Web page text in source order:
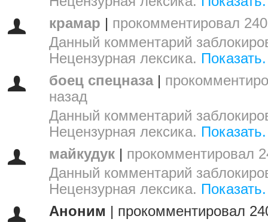
крамар
прокомментировал
Данный комментарий
Нецензурная лексика. Показать.
боец спецназа|
назад
Данный комментарий
Нецензурная лексика. Показать.
майкудук
прокомментировал
Данный комментарий
Нецензурная лексика. Показать.
Аноним
прокомментировал